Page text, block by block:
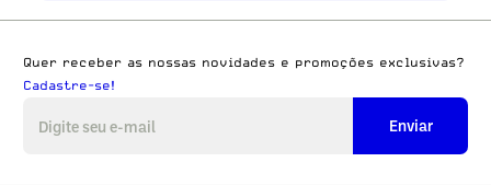
Quer receber as nossas novidades e promoções exclusivas?
Cadastre-se!
Enviar